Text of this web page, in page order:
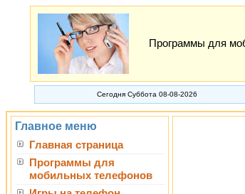
Программы для
Сегодня Суббота 08-08-2026
Главное меню
Главная страница
Программы для
мобильных телефонов